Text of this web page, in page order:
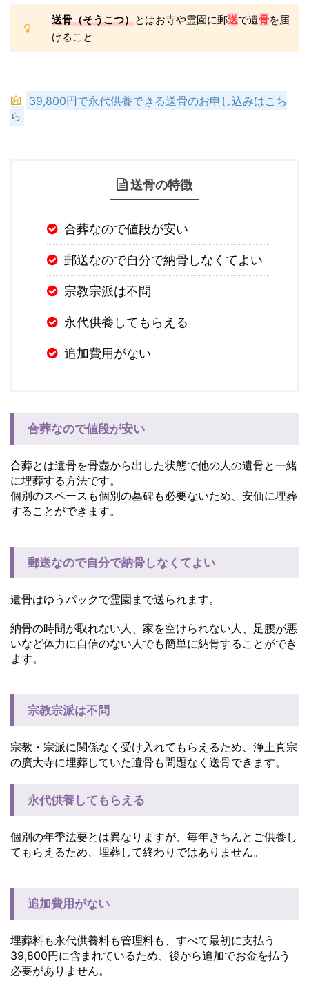
送骨（そうこつ）とはお寺や霊園に郵送で遺骨を届
けること
39,800円で永代供養できる送骨のお申し込みはこち
ら
送骨の特徴
合葬なので値段が安い
郵送なので自分で納骨しなくてよい
宗教宗派は不問
永代供養してもらえる
追加費用がない
合葬なので値段が安い
合葬とは遺骨を骨壺から出した状態で他の人の遺骨と一緒
に埋葬する方法です。
個別のスペースも個別の墓碑も必要ないため、安価に埋葬
することができます。
郵送なので自分で納骨しなくてよい
遺骨はゆうパックで霊園まで送られます。
納骨の時間が取れない人、家を空けられない人、足腰が悪
いなど体力に自信のない人でも簡単に納骨することができ
ます。
宗教宗派は不問
宗教・宗派に関係なく受け入れてもらえるため、浄土真宗
の廣大寺に埋葬していた遺骨も問題なく送骨できます。
永代供養してもらえる
個別の年季法要とは異なりますが、毎年きちんとご供養し
てもらえるため、埋葬して終わりではありません。
追加費用がない
埋葬料も永代供養料も管理料も、すべて最初に支払う
39,800円に含まれているため、後から追加でお金を払う
必要がありません。